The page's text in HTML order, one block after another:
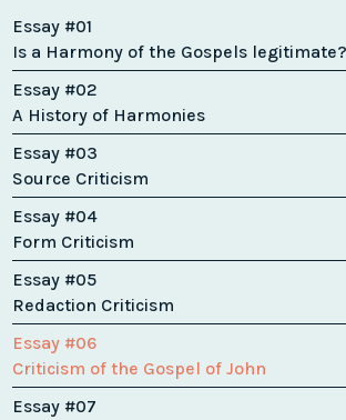
Essay #01
Is a Harmony of the Gospels legitimate?
Essay #02
A History of Harmonies
Essay #03
Source Criticism
Essay #04
Form Criticism
Essay #05
Redaction Criticism
Essay #06
Criticism of the Gospel of John
Essay #07